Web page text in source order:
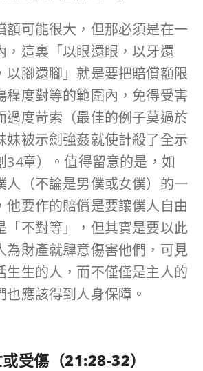
額可能很大，但那必須是在一
，這裏「以眼還眼，以牙還
以腳還腳」就是要把賠償額限
程度對等的範圍內，免得受害
過度苛索（最佳的例子莫過於
妹被示劍強姦就使計殺了全示
34章）。值得留意的是，如
人（不論是男僕或女僕）的一
他要作的賠償是要讓僕人自由
「不對等」，但其實是要以此
為財產就肆意傷害他們，可見
生生的人，而不僅僅是主人的
也應該得到人身保障。
受傷（21:28-32）